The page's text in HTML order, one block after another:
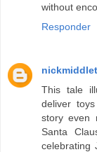
without
Responder
This tale
deliver
story even
Santa
celebrating